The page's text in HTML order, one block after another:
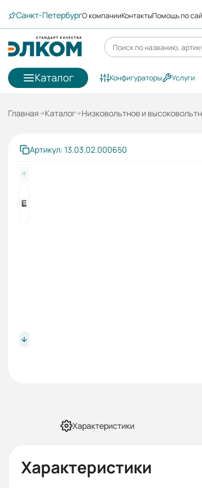
Санкт-ПетербургО компанииКонтактыПомощь по
Каталог Конфигураторы Услуги
Главная Каталог Низковольтное и
Артикул: 13.03.02.000650
Характеристики
Характеристики